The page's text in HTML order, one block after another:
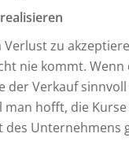
Verlust zu
nie kommt.
der Verkauf
hofft, die
Unternehmens